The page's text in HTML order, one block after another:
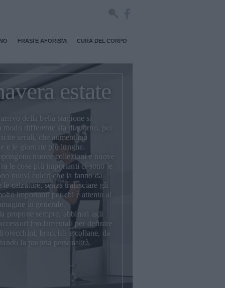
FRASI E AFORISMI CURA DEL CORPO
estate
della bella stagione si
modo differente sia di giorno, per
serali, che aumentano
e le giornate più lunghe.
nuove collezionie nuove
le cose più importanti ci sono le
nuovi colori che la fanno da
le calzature, senza tralasciare gli
importanti per chi è attento al
in generale.
propone sempre, abbinati agli
fondamentali per definire
orecchini, bracciali e collane, da
la propria personalità.